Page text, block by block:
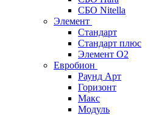
СБО Nitella
Элемент
Стандарт
Стандарт плюс
Элемент О2
Евробион
Раунд Арт
Горизонт
Макс
Модуль